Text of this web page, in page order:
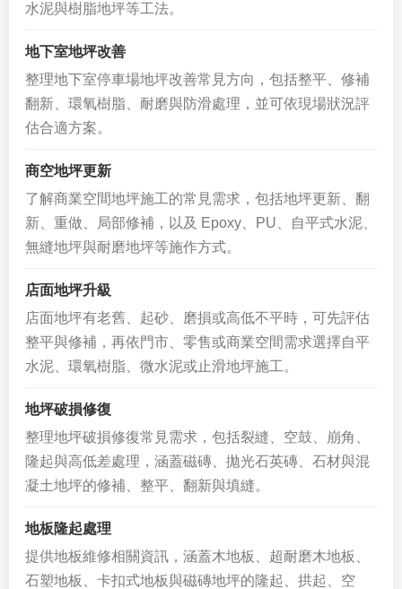
水泥與樹脂地坪等工法。
地下室地坪改善
整理地下室停車場地坪改善常見方向，包括整平、修補
翻新、環氧樹脂、耐磨與防滑處理，並可依現場狀況評
估合適方案。
商空地坪更新
了解商業空間地坪施工的常見需求，包括地坪更新、翻
新、重做、局部修補，以及 Epoxy、PU、自平式水泥、
無縫地坪與耐磨地坪等施作方式。
店面地坪升級
店面地坪有老舊、起砂、磨損或高低不平時，可先評估
整平與修補，再依門市、零售或商業空間需求選擇自平
水泥、環氧樹脂、微水泥或止滑地坪施工。
地坪破損修復
整理地坪破損修復常見需求，包括裂縫、空鼓、崩角、
隆起與高低差處理，涵蓋磁磚、拋光石英磚、石材與混
凝土地坪的修補、整平、翻新與填縫。
地板隆起處理
提供地板維修相關資訊，涵蓋木地板、超耐磨木地板、
石塑地板、卡扣式地板與磁磚地坪的隆起、拱起、空